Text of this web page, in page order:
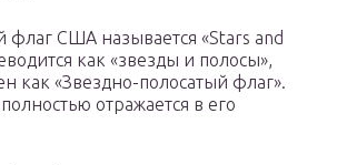
флаг США называется «Stars and
как «звезды и полосы»,
как «Звездно-полосатый флаг».
отражается в его